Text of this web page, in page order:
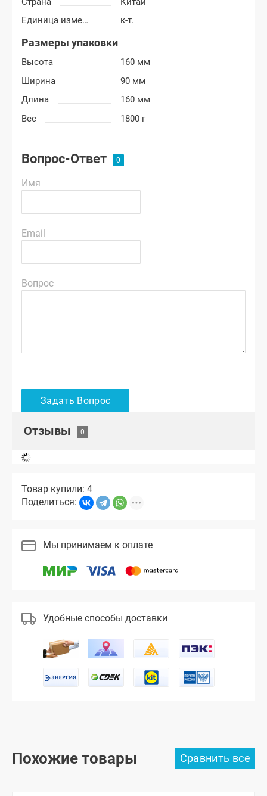
Единица измерения
к-т.
Размеры упаковки
Высота
160 мм
Ширина
90 мм
Длина
160 мм
Вес
1800 г
Вопрос-Ответ
Имя
Email
Вопрос
Отзывы
Товар купили: 4
Поделиться:
Мы принимаем к оплате
Удобные способы доставки
Похожие товары